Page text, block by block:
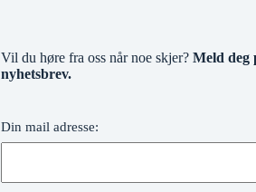
Vil du høre fra oss når noe skjer? Meld deg
nyhetsbrev.
Din mail adresse: